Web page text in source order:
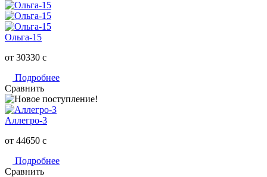
Ольга-15
от 30330 c
Подробнее
Сравнить
Аллегро-3
от 44650 c
Подробнее
Сравнить